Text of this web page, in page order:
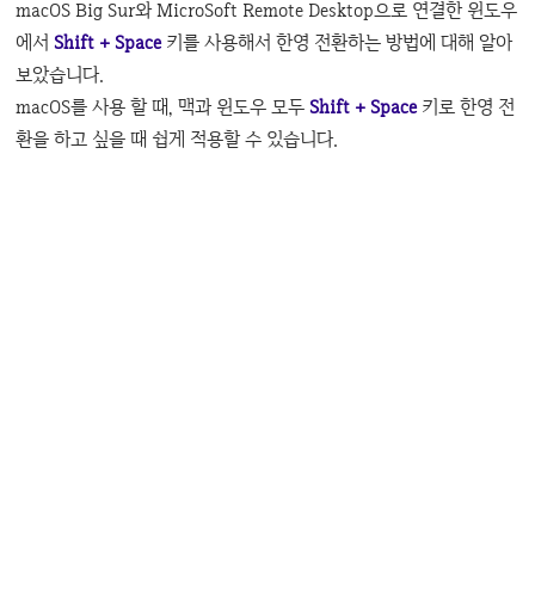
macOS Big Sur와 MicroSoft Remote Desktop으로 연결한 윈도우
에서Shift + Space키를 사용해서 한영 전환하는 방법에 대해 알아
보았습니다.
macOS를 사용 할 때, 맥과 윈도우 모두Shift + Space키로 한영 전
환을 하고 싶을 때 쉽게 적용할 수 있습니다.